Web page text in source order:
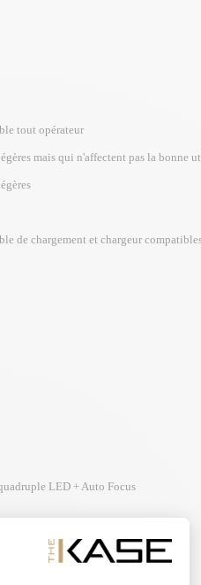
tout opérateur
mais qui n'affectent pas la bonne
de chargement et chargeur
LED + Auto Focus